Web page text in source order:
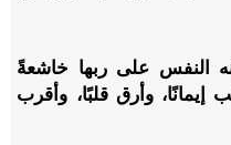
النفس على ربها خاشعةً
وأرق قلبًا، وأقرب